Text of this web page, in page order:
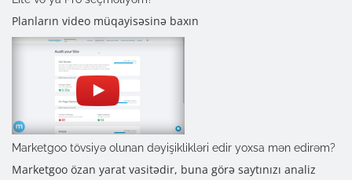
Planların video müqayisəsinə baxın
Marketgoo tövsiyə olunan dəyişiklikləri edir yoxsa mən edirəm?
Marketgoo özan yarat vasitədir, buna görə saytınızı analiz